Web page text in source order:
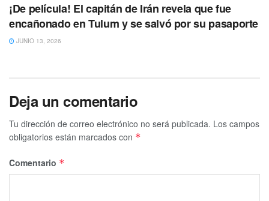
¡De película! El capitán de Irán revela que fue
encañonado en Tulum y se salvó por su pasaporte
JUNIO 13, 2026
Deja un comentario
Tu dirección de correo electrónico no será publicada. Los campos
obligatorios están marcados con *
Comentario *